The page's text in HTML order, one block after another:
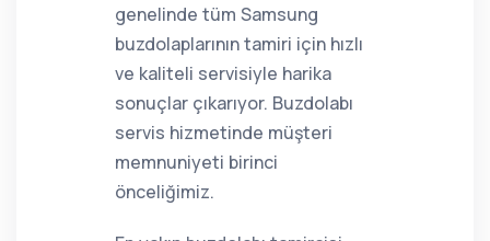
genelinde tüm Samsung
buzdolaplarının tamiri için hızlı
ve kaliteli servisiyle harika
sonuçlar çıkarıyor. Buzdolabı
servis hizmetinde müşteri
memnuniyeti birinci
önceliğimiz.